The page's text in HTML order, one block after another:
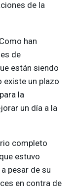
de la
han
de
están siendo
un plazo
la
un día a la
completo
estuvo
pesar de su
en contra de